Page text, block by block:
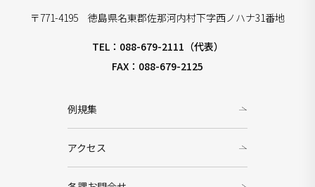
〒771-4195 徳島県名東郡佐那河内村下字西ノハナ31番地
TEL：088-679-2111（代表）
FAX：088-679-2125
例規集
アクセス